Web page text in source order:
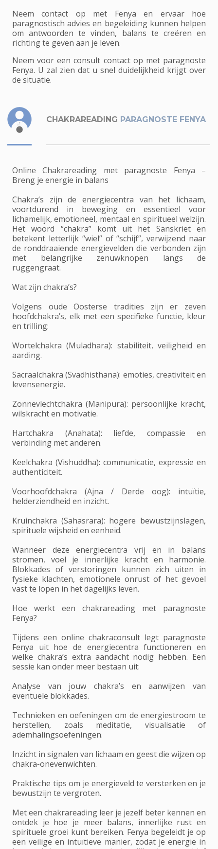
Neem contact op met Fenya en ervaar hoe
paragnostisch advies en begeleiding kunnen helpen
om antwoorden te vinden, balans te creëren en
richting te geven aan je leven.
Neem voor een consult contact op met paragnoste
Fenya. U zal zien dat u snel duidelijkheid krijgt over
de situatie.
CHAKRAREADING PARAGNOSTE FENYA
Online Chakrareading met paragnoste Fenya –
Breng je energie in balans
Chakra’s zijn de energiecentra van het lichaam,
voortdurend in beweging en essentieel voor
lichamelijk, emotioneel, mentaal en spiritueel welzijn.
Het woord “chakra” komt uit het Sanskriet en
betekent letterlijk “wiel” of “schijf”, verwijzend naar
de ronddraaiende energievelden die verbonden zijn
met belangrijke zenuwknopen langs de
ruggengraat.
Wat zijn chakra’s?
Volgens oude Oosterse tradities zijn er zeven
hoofdchakra’s, elk met een specifieke functie, kleur
en trilling:
Wortelchakra (Muladhara): stabiliteit, veiligheid en
aarding.
Sacraalchakra (Svadhisthana): emoties, creativiteit en
levensenergie.
Zonnevlechtchakra (Manipura): persoonlijke kracht,
wilskracht en motivatie.
Hartchakra (Anahata): liefde, compassie en
verbinding met anderen.
Keelchakra (Vishuddha): communicatie, expressie en
authenticiteit.
Voorhoofdchakra (Ajna / Derde oog): intuïtie,
helderziendheid en inzicht.
Kruinchakra (Sahasrara): hogere bewustzijnslagen,
spirituele wijsheid en eenheid.
Wanneer deze energiecentra vrij en in balans
stromen, voel je innerlijke kracht en harmonie.
Blokkades of verstoringen kunnen zich uiten in
fysieke klachten, emotionele onrust of het gevoel
vast te lopen in het dagelijks leven.
Hoe werkt een chakrareading met paragnoste
Fenya?
Tijdens een online chakraconsult legt paragnoste
Fenya uit hoe de energiecentra functioneren en
welke chakra’s extra aandacht nodig hebben. Een
sessie kan onder meer bestaan uit:
Analyse van jouw chakra’s en aanwijzen van
eventuele blokkades.
Technieken en oefeningen om de energiestroom te
herstellen, zoals meditatie, visualisatie of
ademhalingsoefeningen.
Inzicht in signalen van lichaam en geest die wijzen op
chakra-onevenwichten.
Praktische tips om je energieveld te versterken en je
bewustzijn te vergroten.
Met een chakrareading leer je jezelf beter kennen en
ontdek je hoe je meer balans, innerlijke rust en
spirituele groei kunt bereiken. Fenya begeleidt je op
een veilige en intuïtieve manier, zodat je energie in